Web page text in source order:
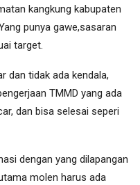
kangkung kabupaten
punya gawe,sasaran
target.
dan tidak ada kendala,
TMMD yang ada
dan bisa selesai seperi
dengan yang dilapangan
molen harus ada